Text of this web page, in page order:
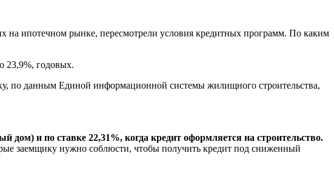
ипотечном рынке, пересмотрели условия кредитных программ. По каким
23,9%, годовых.
по данным Единой информационной системы жилищного строительства,
дом) и по ставке 22,31%, когда кредит оформляется на строительство.
заемщику нужно соблюсти, чтобы получить кредит под сниженный